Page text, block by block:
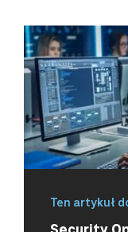
Ten artykuł